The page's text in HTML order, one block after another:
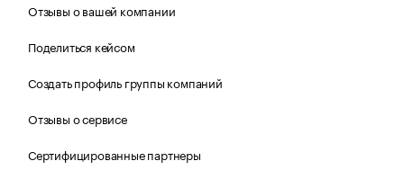
Отзывы о вашей компании
Поделиться кейсом
Создать профиль группы компаний
Отзывы о сервисе
Сертифицированные партнеры